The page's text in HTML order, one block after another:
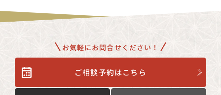
お気軽にお問合せください！
ご相談予約はこちら